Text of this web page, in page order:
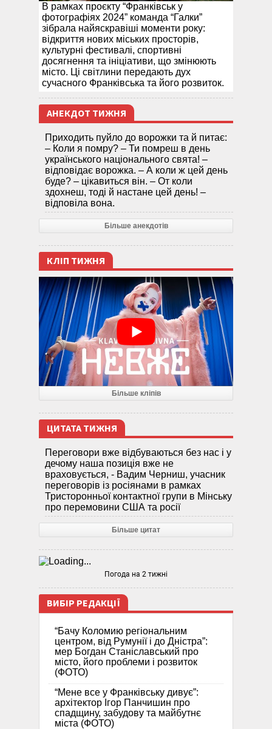
В рамках проєкту “Франківськ у
фотографіях 2024” команда “Галки”
зібрала найяскравіші моменти року:
відкриття нових міських просторів,
культурні фестивалі, спортивні
досягнення та ініціативи, що змінюють
місто. Ці світлини передають дух
сучасного Франківська та його розвиток.
АНЕКДОТ ТИЖНЯ
Приходить пуйло до ворожки та й питає:
– Коли я помру? – Ти помреш в день
українського національного свята! –
відповідає ворожка. – А коли ж цей день
буде? – цікавиться він. – От коли
здохнеш, тоді й настане цей день! –
відповіла вона.
Більше анекдотів
КЛІП ТИЖНЯ
Більше кліпів
ЦИТАТА ТИЖНЯ
Переговори вже відбуваються без нас і у
дечому наша позиція вже не
враховується, - Вадим Черниш, учасник
переговорів із росіянами в рамках
Тристоронньої контактної групи в Мінську
про перемовини США та росії
Більше цитат
Погода на 2 тижні
ВИБІР РЕДАКЦІЇ
“Бачу Коломию регіональним
центром, від Румунії і до Дністра”:
мер Богдан Станіславський про
місто, його проблеми і розвиток
(ФОТО)
“Мене все у Франківську дивує”:
архітектор Ігор Панчишин про
спадщину, забудову та майбутнє
міста (ФОТО)